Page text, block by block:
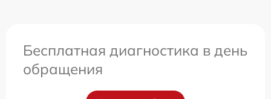
Бесплатная диагностика в день
обращения